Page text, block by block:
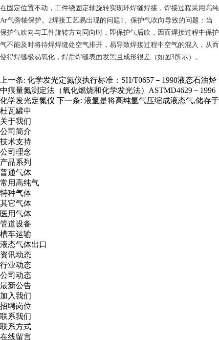
在固定位置不动，工件绕固定轴旋转实现环焊缝焊接，焊接过程采用高纯
Ar气旁轴保护。2焊接工艺易出现的问题1、保护气吹向导致的问题：当
保护气吹向与工件旋转方向同向时，即保护气后吹，因而焊接过程中保护
气不能及时将待焊焊缝处空气排开，易导致焊接过程中空气的混入，从而
使得焊缝极易氧化，焊后焊缝表面发黑且成形很差（如图3所示）。
上一条: 化学发光定氮仪执行标准：SH/T0657－1998液态石油烃
中痕量氮测定法（氧化燃烧和化学发光法）ASTMD4629－1996
化学发光定氮仪 下一条: 液氩是将高纯氩气压缩成液态气,储存于
杜瓦罐中
关于我们
公司简介
技术支持
公司理念
产品系列
普通气体
常用高纯气
特种气体
其它气体
医用气体
管道设备
槽车运输
液态气体出口
资讯动态
行业动态
公司动态
最新公告
加入我们
招聘岗位
联系我们
联系方式
在线留言